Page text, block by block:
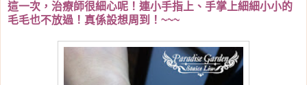
這一次，治療師很細心呢！連小手指上、手掌上細細小小的
毛毛也不放過！真係設想周到！~~~